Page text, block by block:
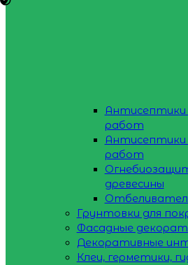
Антисептики
работ
Антисептики
работ
древесины
Грунтовки для
Фасадные
Декоративные
Клеи, герметики,